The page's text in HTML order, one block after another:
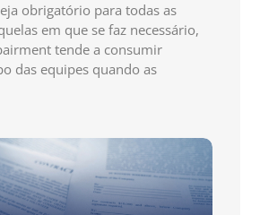
obrigatório para todas as
em que se faz necessário,
tende a consumir
das equipes quando as